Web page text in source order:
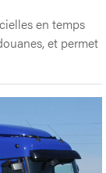
en temps
et permet